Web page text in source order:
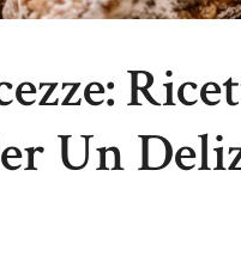
Un